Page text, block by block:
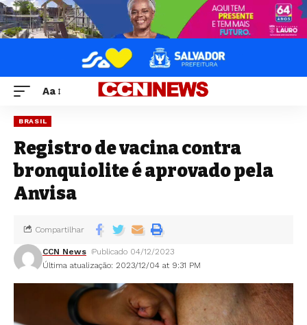
Aa
BRASIL
Registro de vacina contra
bronquiolite é aprovado pela
Anvisa
Última atualização: 2023/12/04 at 9:31 PM
CCN News Publicado 04/12/2023
Compartilhar